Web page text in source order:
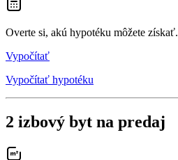
Overte si, akú hypotéku môžete získať.
Vypočítať
Vypočítať hypotéku
2 izbový byt na predaj